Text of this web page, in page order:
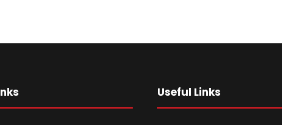
Useful Links